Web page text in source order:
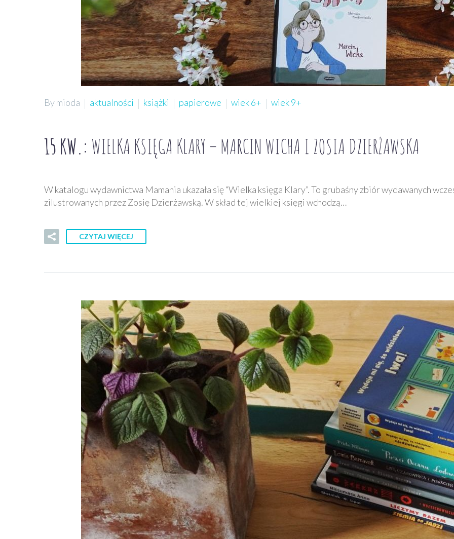
By mioda aktualności książki papierowe wiek 6+ wiek 9+
15 KW.: WIELKA KSIĘGA KLARY – MARCIN WICHA I ZOSIA DZIERŻAWSKA
W katalogu wydawnictwa Mamania ukazała się “Wielka księga Klary”. To grubaśny zbiór wydawanych
zilustrowanych przez Zosię Dzierżawską. W skład tej wielkiej księgi wchodzą…
CZYTAJ WIĘCEJ